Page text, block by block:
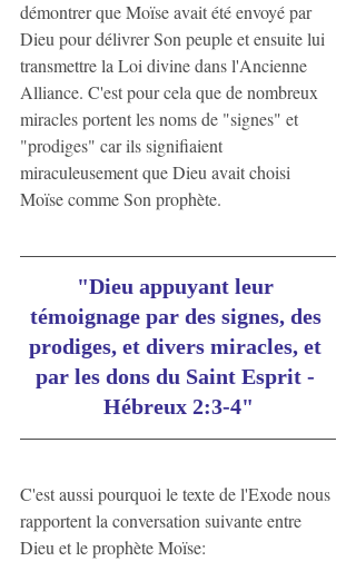
démontrer que Moïse avait été envoyé par
Dieu pour délivrer Son peuple et ensuite lui
transmettre la Loi divine dans l'Ancienne
Alliance. C'est pour cela que de nombreux
miracles portent les noms de "signes" et
"prodiges" car ils signifiaient
miraculeusement que Dieu avait choisi
Moïse comme Son prophète.
"Dieu appuyant leur
témoignage par des signes, des
prodiges, et divers miracles, et
par les dons du Saint Esprit -
Hébreux 2:3-4"
C'est aussi pourquoi le texte de l'Exode nous
rapportent la conversation suivante entre
Dieu et le prophète Moïse: